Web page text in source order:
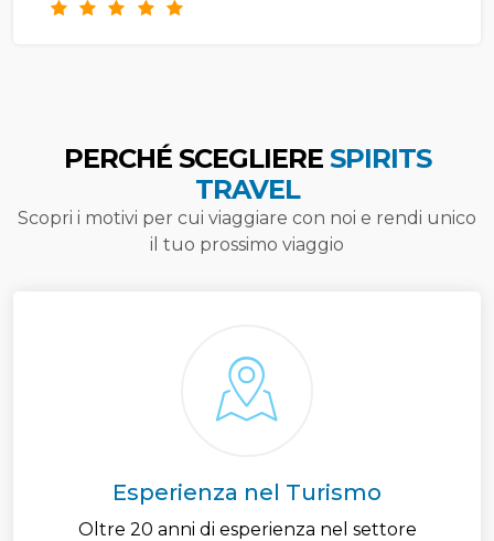
PERCHÉ SCEGLIERE SPIRITS
TRAVEL
Scopri i motivi per cui viaggiare con noi e rendi unico
il tuo prossimo viaggio
Esperienza nel Turismo
Oltre 20 anni di esperienza nel settore